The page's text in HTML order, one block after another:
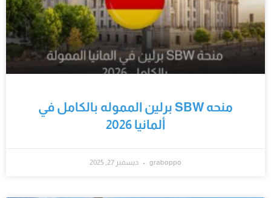
منحه SBW برلين المموله بالكامل في
ألمانيا 2026
graboppo ديسمبر 27, 2025